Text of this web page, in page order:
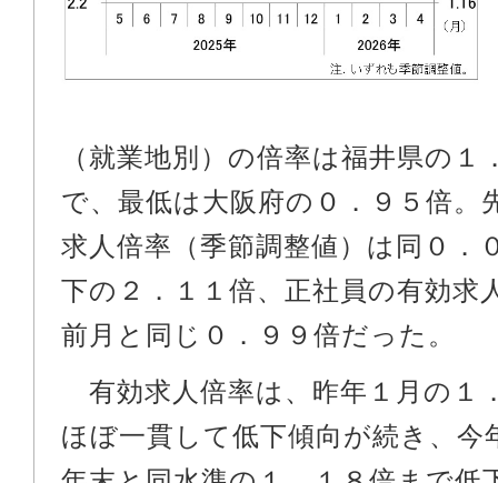
（就業地別）の倍率は福井県の１
で、最低は大阪府の０．９５倍。
求人倍率（季節調整値）は同０．
下の２．１１倍、正社員の有効求
前月と同じ０．９９倍だった。
有効求人倍率は、昨年１月の１
ほぼ一貫して低下傾向が続き、今